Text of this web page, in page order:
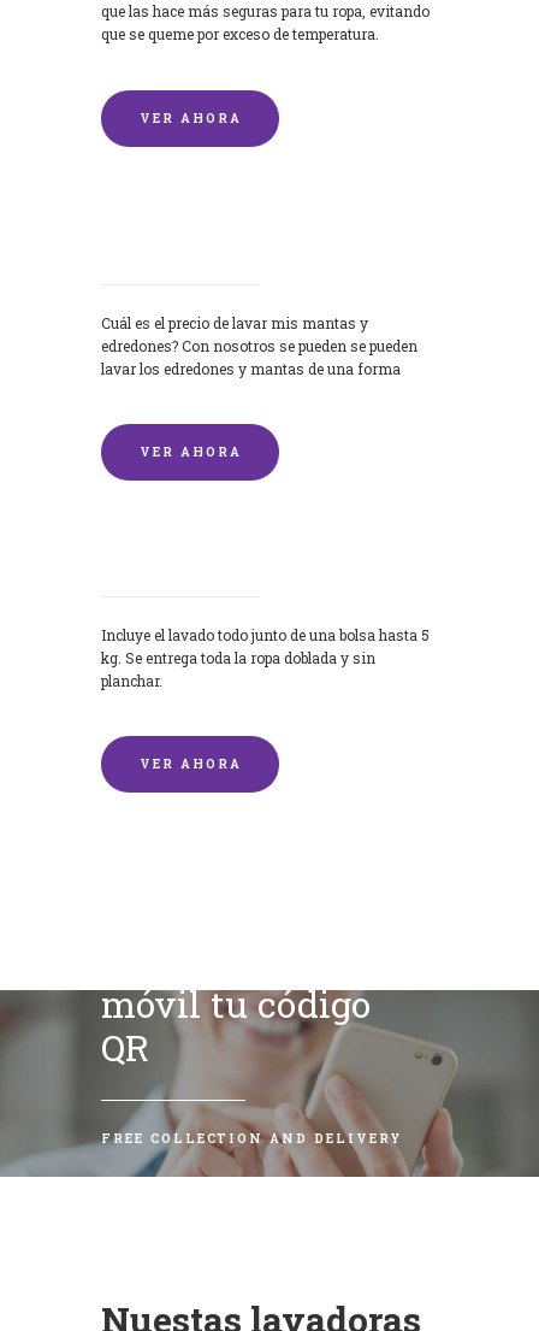
que las hace más seguras para tu ropa, evitando
que se queme por exceso de temperatura.
VER AHORA
Cuál es el precio de lavar mis mantas y
edredones? Con nosotros se pueden se pueden
lavar los edredones y mantas de una forma
VER AHORA
Incluye el lavado todo junto de una bolsa hasta 5
kg. Se entrega toda la ropa doblada y sin
planchar.
VER AHORA
móvil tu código
QR
FREE COLLECTION AND DELIVERY
Nuestas lavadoras